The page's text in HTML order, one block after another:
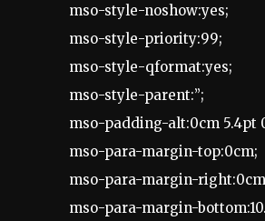
mso-style-noshow:yes;
mso-style-priority:99;
mso-style-qformat:yes;
mso-style-parent:”;
mso-padding-alt:0cm 5.4pt
mso-para-margin-top:0cm;
mso-para-margin-
mso-para-margin-